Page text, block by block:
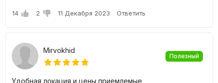
14 2 11 Декабря 2023 Ответить
Mirvokhid
Полезный
Удобная локация и цены приемлемые